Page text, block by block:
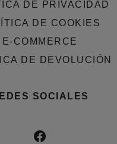
DE PRIVACIDAD
DE COOKIES
E-COMMERCE
DE DEVOLUCIÓN
SOCIALES
FACEBOOK